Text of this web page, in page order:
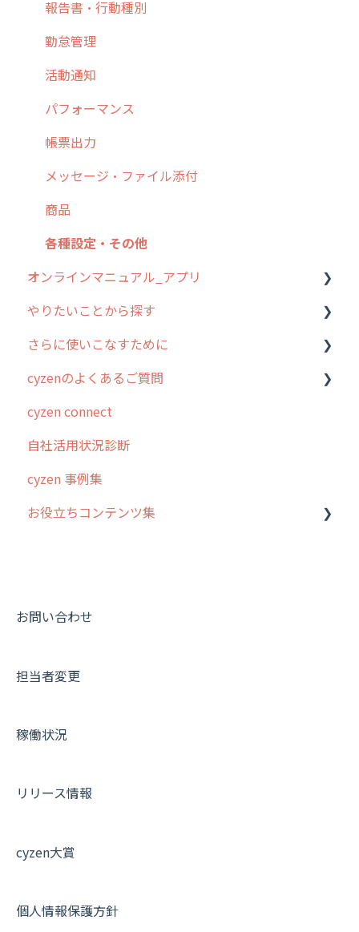
7. 初心者向けよくある質問集
8. 用語集
9. もっと便利に利用するための設定
10.ユーザー向けおすすめの使い方
【業界業種別】cyzen設定方法
報告書・行動種別
勤怠管理
活動通知
パフォーマンス
帳票出力
メッセージ・ファイル添付
商品
各種設定・その他
オンラインマニュアル_アプリ
アプリの使い始め
ホーム画面
スポット
報告閲覧
予定
日報
履歴
パフォーマンス
お知らせ
やりたいことから探す
行動管理
勤怠管理
予定管理
スポット
ステータス・主観
報告書・行動種別
活動通知
商品
さらに使いこなすために
はじめに
スポット・ステータス関連オプション
交通費自動計算
安全走行支援
写真管理・高画質化
その他オプション
契約・その他
cyzenのよくあるご質問
ログインについて
グループ・ユーザーについて
GPS・位置情報 について
ルート自動記録 について
報告書について
メンバー画面について
その他よくある質問
cyzen connect
自社活用状況診断
cyzen 事例集
お役立ちコンテンツ集
動画集：共通
お問い合わせ
担当者変更
稼働状況
リリース情報
cyzen大賞
個人情報保護方針